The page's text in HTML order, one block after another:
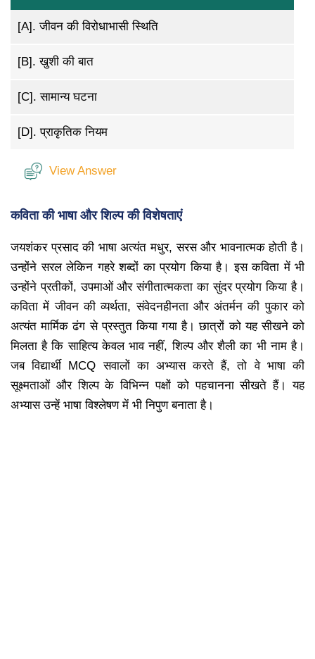
[A].जीवन की विरोधाभासी स्थिति
[B].खुशी की बात
[C].सामान्य घटना
[D].प्राकृतिक नियम
View Answer
कविता की भाषा और शिल्प की विशेषताएं
जयशंकर प्रसाद की भाषा अत्यंत मधुर, सरस और भावनात्मक होती है।
उन्होंने सरल लेकिन गहरे शब्दों का प्रयोग किया है। इस कविता में भी
उन्होंने प्रतीकों, उपमाओं और संगीतात्मकता का सुंदर प्रयोग किया है।
कविता में जीवन की व्यर्थता, संवेदनहीनता और अंतर्मन की पुकार को
अत्यंत मार्मिक ढंग से प्रस्तुत किया गया है। छात्रों को यह सीखने को
मिलता है कि साहित्य केवल भाव नहीं, शिल्प और शैली का भी नाम है।
जब विद्यार्थी MCQ सवालों का अभ्यास करते हैं, तो वे भाषा की
सूक्ष्मताओं और शिल्प के विभिन्न पक्षों को पहचानना सीखते हैं। यह
अभ्यास उन्हें भाषा विश्लेषण में भी निपुण बनाता है।